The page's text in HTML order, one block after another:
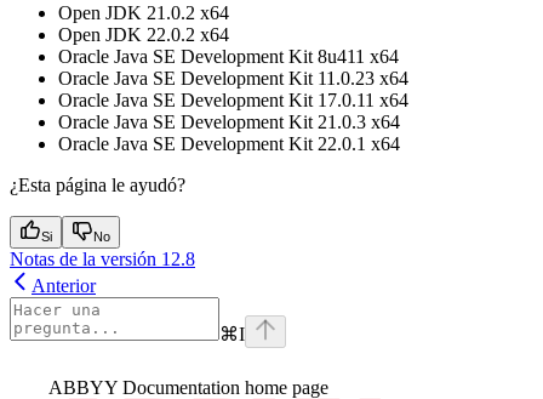
Open JDK 21.0.2 x64
Open JDK 22.0.2 x64
Oracle Java SE Development Kit 8u411 x64
Oracle Java SE Development Kit 11.0.23 x64
Oracle Java SE Development Kit 17.0.11 x64
Oracle Java SE Development Kit 21.0.3 x64
Oracle Java SE Development Kit 22.0.1 x64
¿Esta página le ayudó?
Si No
Notas de la versión 12.8
Anterior
⌘I
ABBYY Documentation home page